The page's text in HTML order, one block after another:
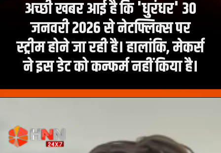
अच्छी खबर आई है कि 'धुरंधर' 30
जनवरी 2026 से नेटफ्लिक्स पर
स्ट्रीम होने जा रही है। हालांकि, मेकर्स
ने इस डेट को कन्फर्म नहीं किया है।